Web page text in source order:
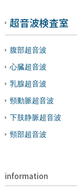
超音波検査室
腹部超音波
心臓超音波
乳腺超音波
頸動脈超音波
下肢静脈超音波
頸部超音波
information